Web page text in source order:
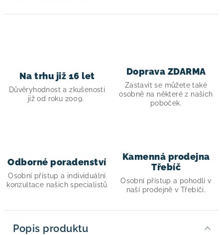
Na trhu již 16 let
Důvěryhodnost a zkušenosti
již od roku 2009.
Doprava ZDARMA
Zastavit se můžete také
osobně na některé z našich
poboček.
Odborné poradenství
Osobní přístup a individuální
konzultace našich specialistů
Kamenná prodejna
Třebíč
Osobní přístup a pohodlí v
naší prodejně v Třebíči.
Popis produktu